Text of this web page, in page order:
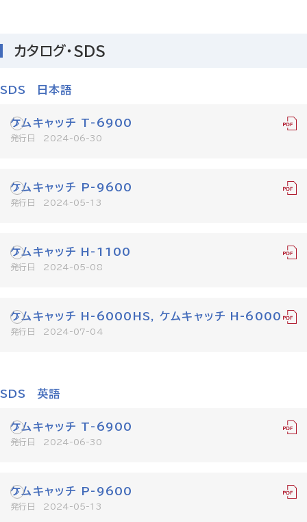
カタログ・SDS
SDS 日本語
ケムキャッチ T-6900
発行日 2024-06-30
ケムキャッチ P-9600
発行日 2024-05-13
ケムキャッチ H-1100
発行日 2024-05-08
ケムキャッチ H-6000HS, ケムキャッチ H-6000
発行日 2024-07-04
SDS 英語
ケムキャッチ T-6900
発行日 2024-06-30
ケムキャッチ P-9600
発行日 2024-05-13